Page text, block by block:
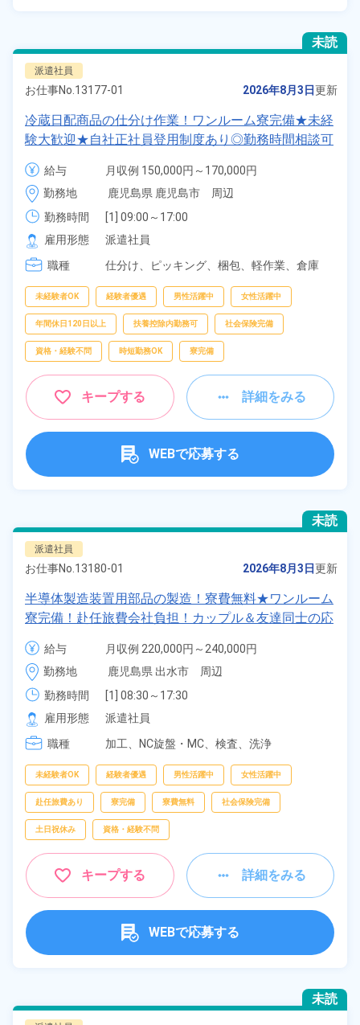
未読
派遣社員
お仕事No. 13177-01 2026年8月3日更新
冷蔵日配商品の仕分け作業！ワンルーム寮完備★未経
験大歓迎★自社正社員登用制度あり◎勤務時間相談可
能★年間休日120日◎残業少なめ！マイカー通勤OK＆
工場敷地内に無料駐車場あり★《鹿児島県鹿児島市》
給与
月収例 150,000円～170,000円
時給 1,080円～1,080円
勤務地
鹿児島県 鹿児島市　周辺
勤務時間
[1] 09:00～17:00
[2] 18:00～02:00
[3] 13:00～21:00
[4] 20:00～04:00
雇用形態
派遣社員
職種
仕分け、 ピッキング、 梱包、 軽作業、 倉庫
未経験者OK 経験者優遇 男性活躍中 女性活躍中
年間休日120日以上 扶養控除内勤務可 社会保険完備
資格・経験不問 時短勤務OK 寮完備
キープする 詳細をみる
WEBで応募する
未読
派遣社員
お仕事No. 13180-01 2026年8月3日更新
半導体製造装置用部品の製造！寮費無料★ワンルーム
寮完備！赴任旅費会社負担！カップル＆友達同士の応
募＆同シフトOK！高時給1,500円！働きやすい日勤専
属！土日休み♪正社員登用制度あり！残業少なめ！
《鹿児島県出水市》
給与
月収例 220,000円～240,000円
時給 1,500円～1,500円
勤務地
鹿児島県 出水市　周辺
勤務時間
[1] 08:30～17:30
[2] 17:00～02:00
[3] 20:00～05:00
雇用形態
派遣社員
職種
加工、 NC旋盤・MC、 検査、 洗浄
未経験者OK 経験者優遇 男性活躍中 女性活躍中
赴任旅費あり 寮完備 寮費無料 社会保険完備
土日祝休み 資格・経験不問
キープする 詳細をみる
WEBで応募する
未読